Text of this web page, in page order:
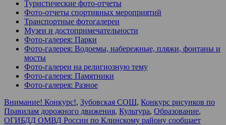
Туристические фото-отчеты
Фото-отчеты спортивных мероприятий
Транспортные фотогалереи
Музеи и достопримечательности
Фото-галерея: Парки
Фото-галерея: Водоемы, набережные, пляжи, фонтаны и
мосты
Фото-галереи на религиозную тему
Фото-галерея: Памятники
Фото-галерея: Разное
Внимание! Конкурс!, Зубовская СОШ, Конкурс рисунков по
Правилам дорожного движения, Культура, Образование,
ОГИБДД ОМВД России по Клинскому району сообщает